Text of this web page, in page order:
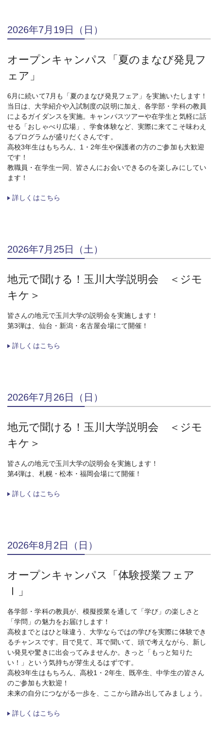
2026年7月19日（日）
オープンキャンパス「夏のまなび発見フ
ェア」
6月に続いて7月も「夏のまなび発見フェア」を実施いたします！
当日は、大学紹介や入試制度の説明に加え、各学部・学科の教員
によるガイダンスを実施。キャンパスツアーや在学生と気軽に話
せる「おしゃべり広場」、学食体験など、実際に来てこそ味わえ
るプログラムが盛りだくさんです。
高校3年生はもちろん、1・2年生や保護者の方のご参加も大歓迎
です！
教職員・在学生一同、皆さんにお会いできるのを楽しみにしてい
ます！
詳しくはこちら
2026年7月25日（土）
地元で聞ける！玉川大学説明会 ＜ジモ
キケ＞
皆さんの地元で玉川大学の説明会を実施します！
第3弾は、仙台・新潟・名古屋会場にて開催！
詳しくはこちら
2026年7月26日（日）
地元で聞ける！玉川大学説明会 ＜ジモ
キケ＞
皆さんの地元で玉川大学の説明会を実施します！
第4弾は、札幌・松本・福岡会場にて開催！
詳しくはこちら
2026年8月2日（日）
オープンキャンパス「体験授業フェア
Ⅰ」
各学部・学科の教員が、模擬授業を通して「学び」の楽しさと
「学問」の魅力をお届けします！
高校までとはひと味違う、大学ならではの学びを実際に体験でき
るチャンスです。目で見て、耳で聞いて、頭で考えながら、新し
い発見や驚きに出会ってみませんか。きっと「もっと知りた
い！」という気持ちが芽生えるはずです。
高校3年生はもちろん、高校1・2年生、既卒生、中学生の皆さん
のご参加も大歓迎！
未来の自分につながる一歩を、ここから踏み出してみましょう。
詳しくはこちら